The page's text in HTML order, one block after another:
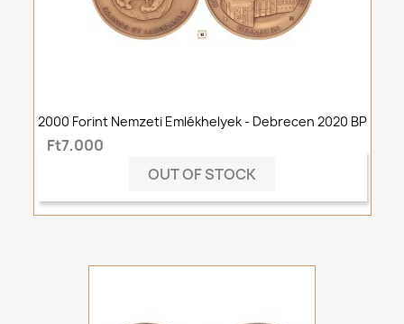
2000 Forint Nemzeti Emlékhelyek - Debrecen 2020 BP
Ft7,000
OUT OF STOCK